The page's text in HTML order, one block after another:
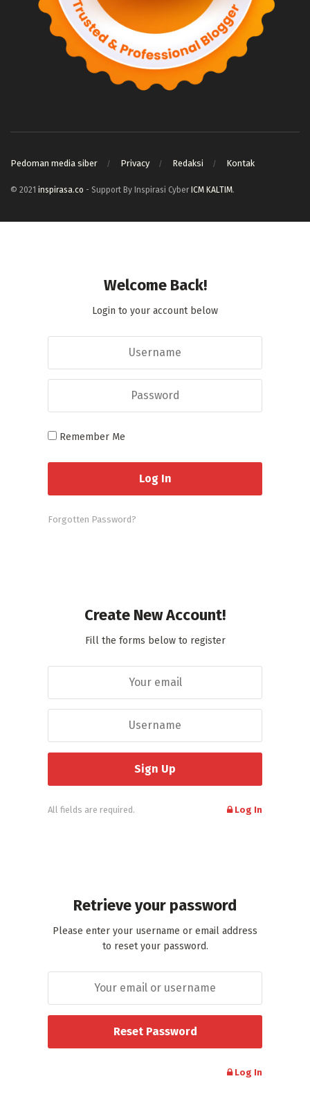
Pedoman media siber Privacy Redaksi Kontak
© 2021 inspirasa.co - Support By Inspirasi Cyber ICM KALTIM.
Welcome Back!
Login to your account below
Remember Me
Forgotten Password?
Create New Account!
Fill the forms below to register
All fields are required. Log In
Retrieve your password
Please enter your username or email address
to reset your password.
Log In